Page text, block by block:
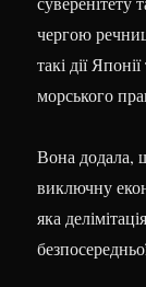
чергою
такі дії
морського
Вона додала,
виключну
яка